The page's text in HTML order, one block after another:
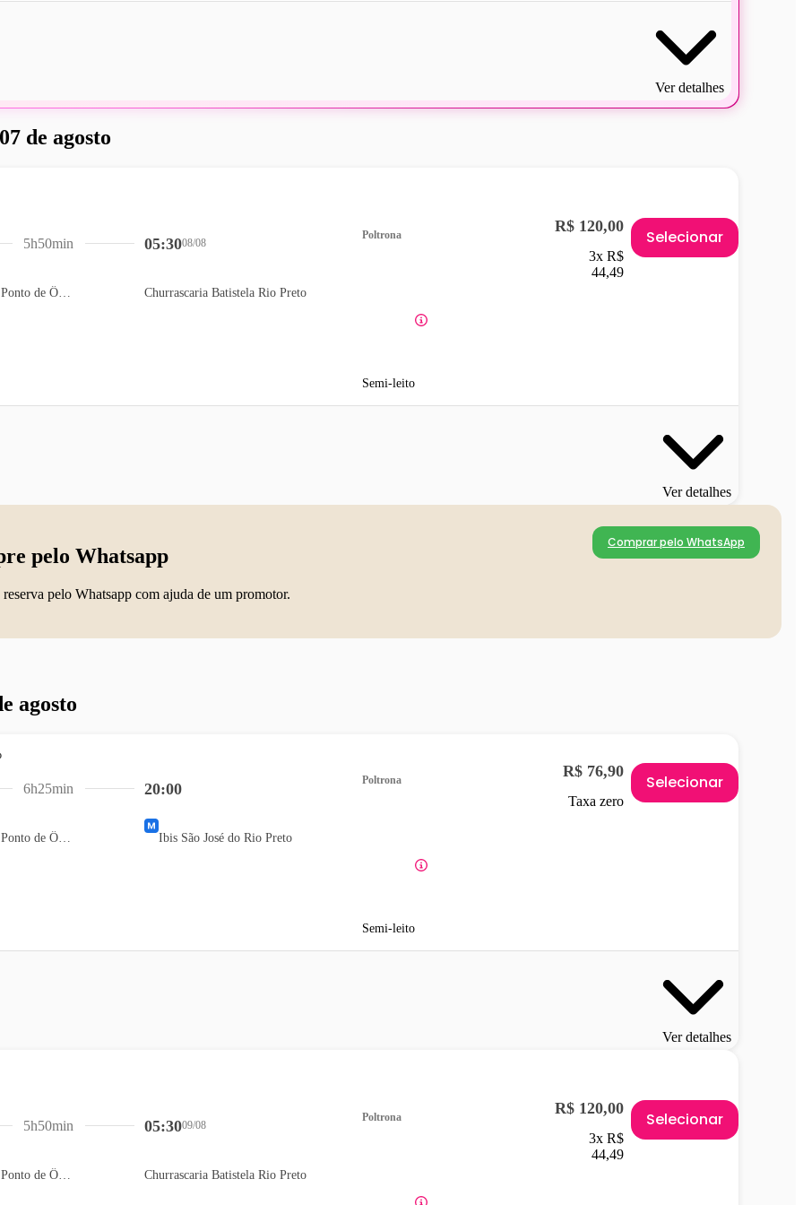
Ver detalhes
de agosto
05:3008/08
Churrascaria Batistela Rio Preto
5h50min
Poltrona
Semi-leito
R$ 120,00
3x R$
44,49
Selecionar
Ver detalhes
pelo Whatsapp
reserva pelo Whatsapp com ajuda de um promotor.
Comprar pelo WhatsApp
agosto
20:00
Ibis São José do Rio Preto
6h25min
Poltrona
Semi-leito
R$ 76,90
Taxa zero
Selecionar
Ver detalhes
05:3009/08
Churrascaria Batistela Rio Preto
5h50min
Poltrona R$ 120,00
3x R$
44,49
Selecionar